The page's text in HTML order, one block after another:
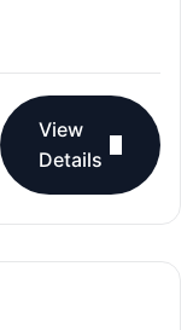
View
Details